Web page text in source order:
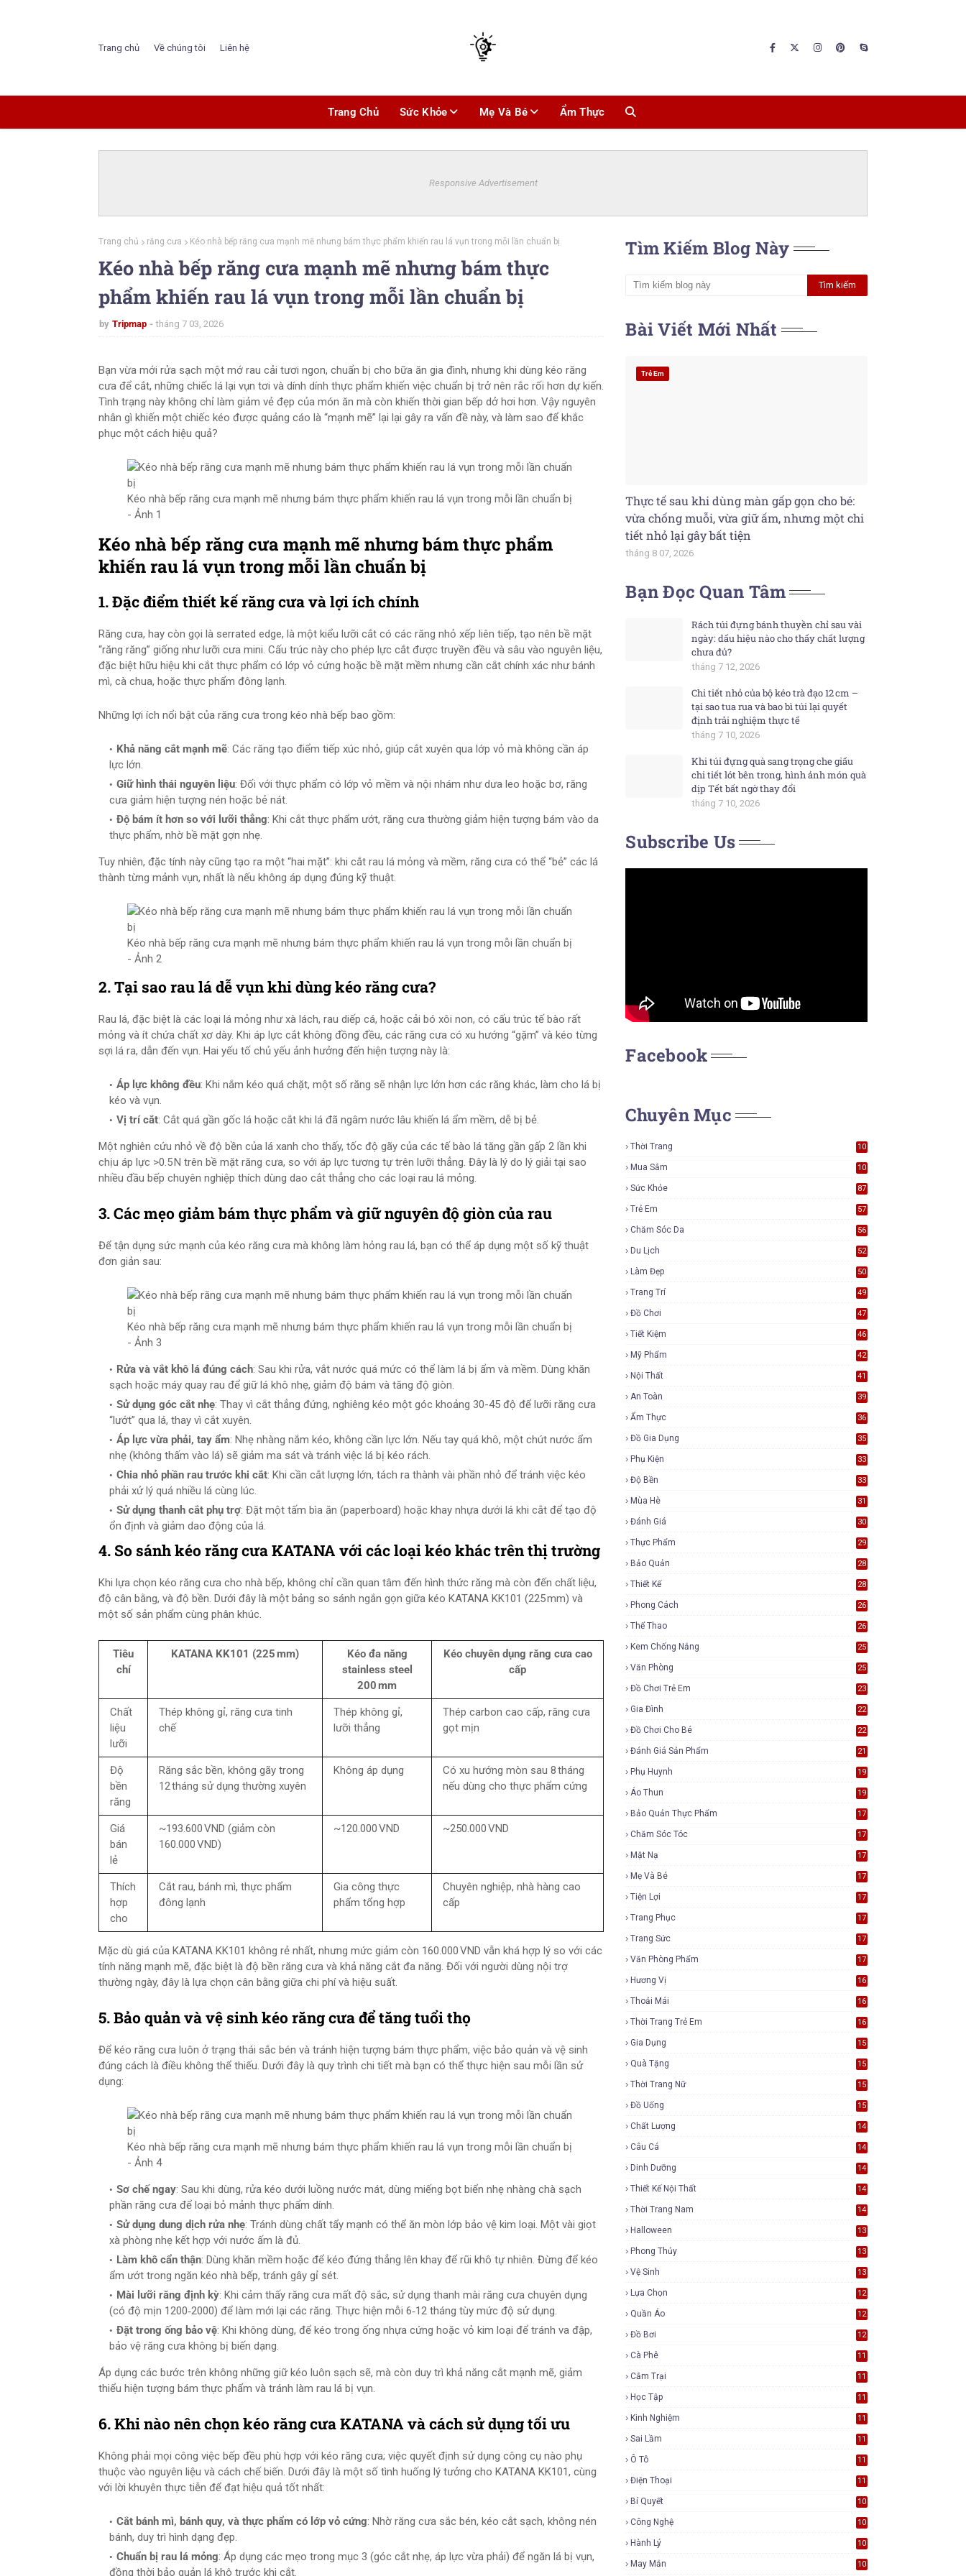
Trang chủ Về chúng tôi Liên hệ
Trang Chủ Sức Khỏe Mẹ Và Bé Ẩm Thực
Responsive Advertisement
Trang chủ răng cưa Kéo nhà bếp răng cưa mạnh mẽ nhưng bám thực phẩm khiến rau lá vụn trong mỗi lần chuẩn bị
Kéo nhà bếp răng cưa mạnh mẽ nhưng bám thực
phẩm khiến rau lá vụn trong mỗi lần chuẩn bị
by Tripmap tháng 7 03, 2026
Bạn vừa mới rửa sạch một mớ rau cải tươi ngon, chuẩn bị cho bữa ăn gia đình, nhưng khi dùng kéo răng
cưa để cắt, những chiếc lá lại vụn tơi và dính dính thực phẩm khiến việc chuẩn bị trở nên rắc rối hơn dự kiến.
Tình trạng này không chỉ làm giảm vẻ đẹp của món ăn mà còn khiến thời gian bếp dở hơi hơn. Vậy nguyên
nhân gì khiến một chiếc kéo được quảng cáo là “mạnh mẽ” lại lại gây ra vấn đề này, và làm sao để khắc
phục một cách hiệu quả?
Kéo nhà bếp răng cưa mạnh mẽ nhưng bám thực phẩm khiến rau lá vụn trong mỗi lần chuẩn bị
- Ảnh 1
Kéo nhà bếp răng cưa mạnh mẽ nhưng bám thực phẩm
khiến rau lá vụn trong mỗi lần chuẩn bị
1. Đặc điểm thiết kế răng cưa và lợi ích chính
Răng cưa, hay còn gọi là serrated edge, là một kiểu lưỡi cắt có các răng nhỏ xếp liên tiếp, tạo nên bề mặt
“răng răng” giống như lưỡi cưa mini. Cấu trúc này cho phép lực cắt được truyền đều và sâu vào nguyên liệu,
đặc biệt hữu hiệu khi cắt thực phẩm có lớp vỏ cứng hoặc bề mặt mềm nhưng cần cắt chính xác như bánh
mì, cà chua, hoặc thực phẩm đông lạnh.
Những lợi ích nổi bật của răng cưa trong kéo nhà bếp bao gồm:
Khả năng cắt mạnh mẽ: Các răng tạo điểm tiếp xúc nhỏ, giúp cắt xuyên qua lớp vỏ mà không cần áp
lực lớn.
Giữ hình thái nguyên liệu: Đối với thực phẩm có lớp vỏ mềm và nội nhám như dưa leo hoặc bơ, răng
cưa giảm hiện tượng nén hoặc bẻ nát.
Độ bám ít hơn so với lưỡi thẳng: Khi cắt thực phẩm ướt, răng cưa thường giảm hiện tượng bám vào da
thực phẩm, nhờ bề mặt gợn nhẹ.
Tuy nhiên, đặc tính này cũng tạo ra một “hai mặt”: khi cắt rau lá mỏng và mềm, răng cưa có thể “bẻ” các lá
thành từng mảnh vụn, nhất là nếu không áp dụng đúng kỹ thuật.
Kéo nhà bếp răng cưa mạnh mẽ nhưng bám thực phẩm khiến rau lá vụn trong mỗi lần chuẩn bị
- Ảnh 2
2. Tại sao rau lá dễ vụn khi dùng kéo răng cưa?
Rau lá, đặc biệt là các loại lá mỏng như xà lách, rau diếp cá, hoặc cải bó xôi non, có cấu trúc tế bào rất
mỏng và ít chứa chất xơ dày. Khi áp lực cắt không đồng đều, các răng cưa có xu hướng “gặm” và kéo từng
sợi lá ra, dẫn đến vụn. Hai yếu tố chủ yếu ảnh hưởng đến hiện tượng này là:
Áp lực không đều: Khi nắm kéo quá chặt, một số răng sẽ nhận lực lớn hơn các răng khác, làm cho lá bị
kéo và vụn.
Vị trí cắt: Cắt quá gần gốc lá hoặc cắt khi lá đã ngâm nước lâu khiến lá ẩm mềm, dễ bị bẻ.
Một nghiên cứu nhỏ về độ bền của lá xanh cho thấy, tốc độ gãy của các tế bào lá tăng gần gấp 2 lần khi
chịu áp lực >0.5 N trên bề mặt răng cưa, so với áp lực tương tự trên lưỡi thẳng. Đây là lý do lý giải tại sao
nhiều đầu bếp chuyên nghiệp thích dùng dao cắt thẳng cho các loại rau lá mỏng.
3. Các mẹo giảm bám thực phẩm và giữ nguyên độ giòn của rau
Để tận dụng sức mạnh của kéo răng cưa mà không làm hỏng rau lá, bạn có thể áp dụng một số kỹ thuật
đơn giản sau:
Kéo nhà bếp răng cưa mạnh mẽ nhưng bám thực phẩm khiến rau lá vụn trong mỗi lần chuẩn bị
- Ảnh 3
Rửa và vắt khô lá đúng cách: Sau khi rửa, vắt nước quá mức có thể làm lá bị ẩm và mềm. Dùng khăn
sạch hoặc máy quay rau để giữ lá khô nhẹ, giảm độ bám và tăng độ giòn.
Sử dụng góc cắt nhẹ: Thay vì cắt thẳng đứng, nghiêng kéo một góc khoảng 30-45 độ để lưỡi răng cưa
“lướt” qua lá, thay vì cắt xuyên.
Áp lực vừa phải, tay ẩm: Nhẹ nhàng nắm kéo, không cần lực lớn. Nếu tay quá khô, một chút nước ẩm
nhẹ (không thấm vào lá) sẽ giảm ma sát và tránh việc lá bị kéo rách.
Chia nhỏ phần rau trước khi cắt: Khi cần cắt lượng lớn, tách ra thành vài phần nhỏ để tránh việc kéo
phải xử lý quá nhiều lá cùng lúc.
Sử dụng thanh cắt phụ trợ: Đặt một tấm bìa ăn (paperboard) hoặc khay nhựa dưới lá khi cắt để tạo độ
ổn định và giảm dao động của lá.
4. So sánh kéo răng cưa KATANA với các loại kéo khác trên thị trường
Khi lựa chọn kéo răng cưa cho nhà bếp, không chỉ cần quan tâm đến hình thức răng mà còn đến chất liệu,
độ cân bằng, và độ bền. Dưới đây là một bảng so sánh ngắn gọn giữa kéo KATANA KK101 (225 mm) và
một số sản phẩm cùng phân khúc.
Tiêu
chí
KATANA KK101 (225 mm)
Kéo đa năng
stainless steel
200 mm
Kéo chuyên dụng răng cưa cao
cấp
Chất
liệu
lưỡi
Thép không gỉ, răng cưa tinh
chế
Thép không gỉ,
lưỡi thẳng
Thép carbon cao cấp, răng cưa
gọt mịn
Độ
bền
răng
Răng sắc bền, không gãy trong
12 tháng sử dụng thường xuyên
Không áp dụng
Có xu hướng mòn sau 8 tháng
nếu dùng cho thực phẩm cứng
Giá
bán
lẻ
~193.600 VND (giảm còn
160.000 VND)
~120.000 VND ~250.000 VND
Thích
hợp
cho
Cắt rau, bánh mì, thực phẩm
đông lạnh
Gia công thực
phẩm tổng hợp
Chuyên nghiệp, nhà hàng cao
cấp
Mặc dù giá của KATANA KK101 không rẻ nhất, nhưng mức giảm còn 160.000 VND vẫn khá hợp lý so với các
tính năng mạnh mẽ, đặc biệt là độ bền răng cưa và khả năng cắt đa năng. Đối với người dùng nội trợ
thường ngày, đây là lựa chọn cân bằng giữa chi phí và hiệu suất.
5. Bảo quản và vệ sinh kéo răng cưa để tăng tuổi thọ
Để kéo răng cưa luôn ở trạng thái sắc bén và tránh hiện tượng bám thực phẩm, việc bảo quản và vệ sinh
đúng cách là điều không thể thiếu. Dưới đây là quy trình chi tiết mà bạn có thể thực hiện sau mỗi lần sử
dụng:
Kéo nhà bếp răng cưa mạnh mẽ nhưng bám thực phẩm khiến rau lá vụn trong mỗi lần chuẩn bị
- Ảnh 4
Sơ chế ngay: Sau khi dùng, rửa kéo dưới luồng nước mát, dùng miếng bọt biển nhẹ nhàng chà sạch
phần răng cưa để loại bỏ mảnh thực phẩm dính.
Sử dụng dung dịch rửa nhẹ: Tránh dùng chất tẩy mạnh có thể ăn mòn lớp bảo vệ kim loại. Một vài giọt
xà phòng nhẹ kết hợp với nước ấm là đủ.
Làm khô cẩn thận: Dùng khăn mềm hoặc để kéo đứng thẳng lên khay để rũi khô tự nhiên. Đừng để kéo
ẩm ướt trong ngăn kéo nhà bếp, tránh gây gỉ sét.
Mài lưỡi răng định kỳ: Khi cảm thấy răng cưa mất độ sắc, sử dụng thanh mài răng cưa chuyên dụng
(có độ mịn 1200‑2000) để làm mới lại các răng. Thực hiện mỗi 6‑12 tháng tùy mức độ sử dụng.
Đặt trong ống bảo vệ: Khi không dùng, để kéo trong ống nhựa cứng hoặc vỏ kim loại để tránh va đập,
bảo vệ răng cưa không bị biến dạng.
Áp dụng các bước trên không những giữ kéo luôn sạch sẽ, mà còn duy trì khả năng cắt mạnh mẽ, giảm
thiểu hiện tượng bám thực phẩm và tránh làm rau lá bị vụn.
6. Khi nào nên chọn kéo răng cưa KATANA và cách sử dụng tối ưu
Không phải mọi công việc bếp đều phù hợp với kéo răng cưa; việc quyết định sử dụng công cụ nào phụ
thuộc vào nguyên liệu và cách chế biến. Dưới đây là một số tình huống lý tưởng cho KATANA KK101, cùng
với lời khuyên thực tiễn để đạt hiệu quả tốt nhất:
Cắt bánh mì, bánh quy, và thực phẩm có lớp vỏ cứng: Nhờ răng cưa sắc bén, kéo cắt sạch, không nén
bánh, duy trì hình dạng đẹp.
Chuẩn bị rau lá mỏng: Áp dụng các mẹo trong mục 3 (góc cắt nhẹ, áp lực vừa phải) để ngăn lá bị vụn,
đồng thời bảo quản lá khô trước khi cắt.
Tìm Kiếm Blog Này
Bài Viết Mới Nhất
Trẻ Em
Thực tế sau khi dùng màn gấp gọn cho bé:
vừa chống muỗi, vừa giữ ấm, nhưng một chi
tiết nhỏ lại gây bất tiện
tháng 8 07, 2026
Bạn Đọc Quan Tâm
Rách túi đựng bánh thuyền chỉ sau vài
ngày: dấu hiệu nào cho thấy chất lượng
chưa đủ?
tháng 7 12, 2026
Chi tiết nhỏ của bộ kéo trà đạo 12 cm –
tại sao tua rua và bao bì túi lại quyết
định trải nghiệm thực tế
tháng 7 10, 2026
Khi túi đựng quà sang trọng che giấu
chi tiết lót bên trong, hình ảnh món quà
dịp Tết bất ngờ thay đổi
tháng 7 10, 2026
Subscribe Us
Facebook
Chuyên Mục
Thời Trang
10
Mua Sắm
10
Sức Khỏe 87
Trẻ Em 57
Chăm Sóc Da 56
Du Lịch 52
Làm Đẹp 50
Trang Trí 49
Đồ Chơi 47
Tiết Kiệm 46
Mỹ Phẩm 42
Nội Thất 41
An Toàn 39
Ẩm Thực 36
Đồ Gia Dụng 35
Phụ Kiện 33
Độ Bền 33
Mùa Hè 31
Đánh Giá 30
Thực Phẩm 29
Bảo Quản 28
Thiết Kế 28
Phong Cách 26
Thể Thao 26
Kem Chống Nắng 25
Văn Phòng 25
Đồ Chơi Trẻ Em 23
Gia Đình 22
Đồ Chơi Cho Bé 22
Đánh Giá Sản Phẩm 21
Phụ Huynh 19
Áo Thun 19
Bảo Quản Thực Phẩm 17
Chăm Sóc Tóc 17
Mặt Nạ 17
Mẹ Và Bé 17
Tiện Lợi 17
Trang Phục 17
Trang Sức 17
Văn Phòng Phẩm 17
Hương Vị 16
Thoải Mái 16
Thời Trang Trẻ Em 16
Gia Dụng 15
Quà Tặng 15
Thời Trang Nữ 15
Đồ Uống 15
Chất Lượng 14
Câu Cá 14
Dinh Dưỡng 14
Thiết Kế Nội Thất 14
Thời Trang Nam 14
Halloween 13
Phong Thủy 13
Vệ Sinh 13
Lựa Chọn 12
Quần Áo 12
Đồ Bơi 12
Cà Phê 11
Cắm Trại 11
Học Tập 11
Kinh Nghiệm 11
Sai Lầm 11
Ô Tô 11
Điện Thoại 11
Bí Quyết 10
Công Nghệ 10
Hành Lý 10
May Mắn 10